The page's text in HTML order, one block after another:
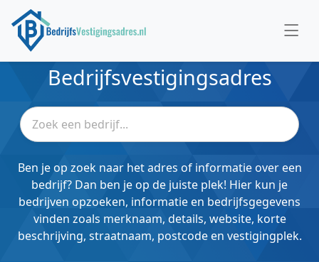
Bedrijfsvestigingsadres
Ben je op zoek naar het adres of informatie over een
bedrijf? Dan ben je op de juiste plek! Hier kun je
bedrijven opzoeken, informatie en bedrijfsgegevens
vinden zoals merknaam, details, website, korte
beschrijving, straatnaam, postcode en vestigingplek.